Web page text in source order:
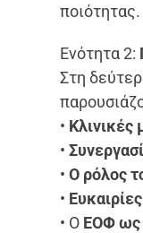
ποιότητας.
Ενότητα 2:
Στη
• Κλινικές
•
•Ο ρόλος
•
• Ο ΕΟΦ ως